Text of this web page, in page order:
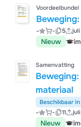
Voordeelbundel
- - 5
Nieuw
Samenvatting
materiaal
Beschikbaar
- - 11
Nieuw